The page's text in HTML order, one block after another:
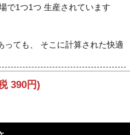
で1つ1つ 生産されています
っても、 そこに計算された快適
390円)